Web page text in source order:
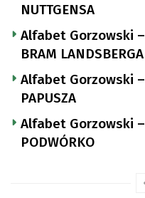
NUTTGENSA
Alfabet Gorzowski –
BRAM LANDSBERGA
Alfabet Gorzowski –
PAPUSZA
Alfabet Gorzowski –
PODWÓRKO